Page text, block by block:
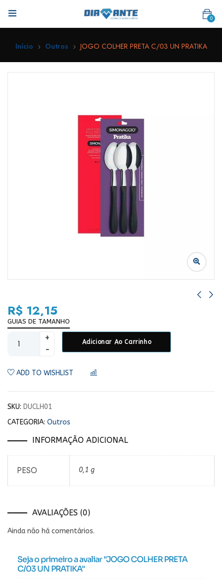
0
Início Outros JOGO COLHER PRETA C/03 UN PRATIKA
R$ 12,15
GUIAS DE TAMANHO
Adicionar Ao Carrinho
ADD TO WISHLIST
SKU: DUCLH01
CATEGORIA: Outros
INFORMAÇÃO ADICIONAL
PESO 0,1 g
AVALIAÇÕES (0)
Ainda não há comentários.
Seja o primeiro a avaliar "JOGO COLHER PRETA
C/03 UN PRATIKA"